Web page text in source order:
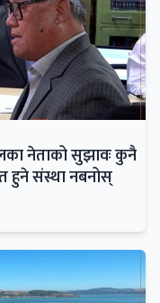
नेताको सुझावः कुनै
हुने संस्था नबनोस्